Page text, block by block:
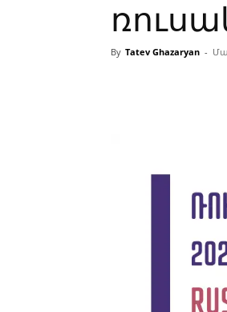
By Tatev Ghazaryan -